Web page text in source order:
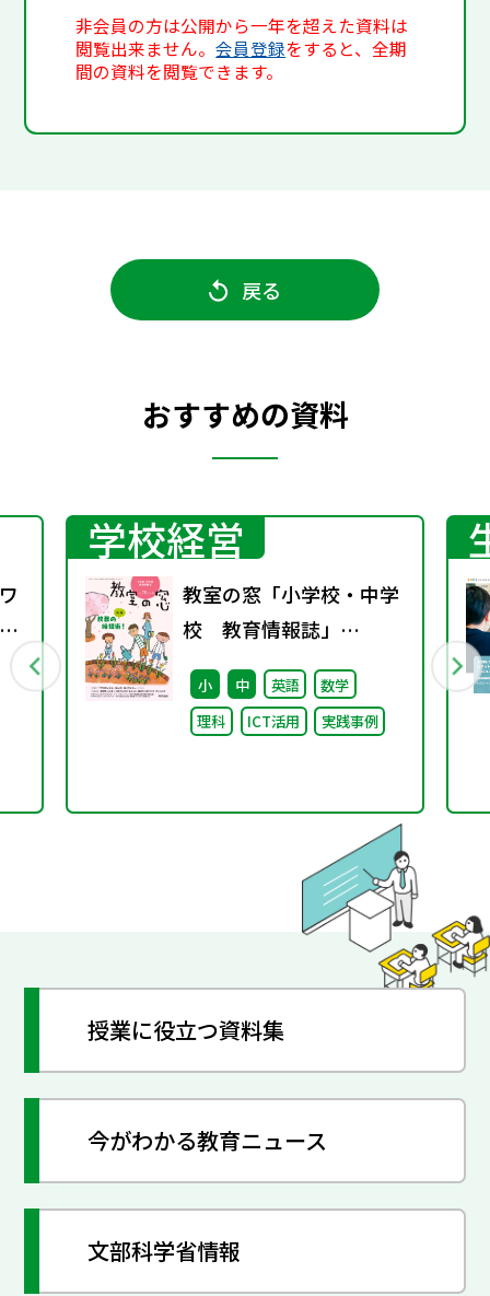
非会員の方は公開から一年を超えた資料は
閲覧出来ません。会員登録をすると、全期
間の資料を閲覧できます。
戻る
おすすめの資料
学校経営
教室の窓「小学校・中学
校 教育情報誌」
vol.78 2026年4月発行
小 中 英語
数学
理科
ICT活用 実践事例
授業に役立つ資料集
今がわかる教育ニュース
文部科学省情報